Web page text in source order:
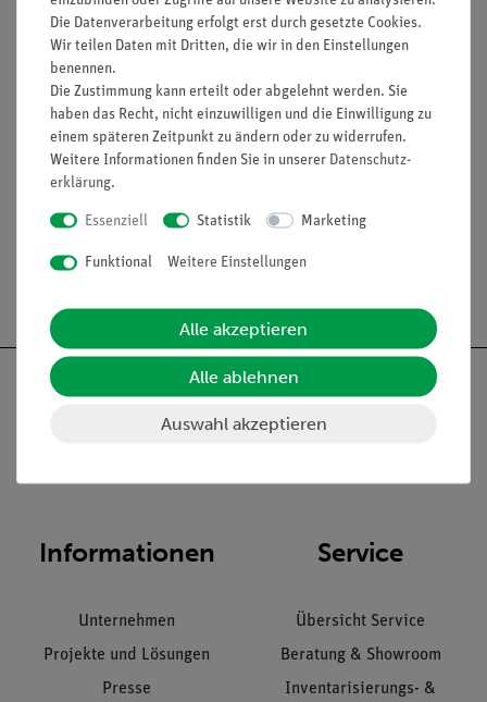
In der Bundesrepublik Deutschland ist daher beim Umgang
mit diesem Präparat zwingend eine Genehmigung der
zuständigen Aufsichtsbehörden erforderlich. D.h. das
Präparat kann nur bei Vorlage einer behördlichen
Umgangsgenehmigung abgegeben werden.
In anderen Ländern gelten andere behördliche Auflagen beim
Umgang mit radioaktiven Stoffen.
Informationen
Unternehmen
Projekte und Lösungen
Presse
Service
Übersicht Service
Beratung & Showroom
Inventarisierungs- &
Die Datenverarbeitung erfolgt erst durch gesetzte Cookies.
Wir teilen Daten mit Dritten, die wir in den Einstellungen
benennen.
Die Zustimmung kann erteilt oder abgelehnt werden. Sie
haben das Recht, nicht einzuwilligen und die Einwilligung zu
einem späteren Zeitpunkt zu ändern oder zu widerrufen.
Weitere Informationen finden Sie in unserer Daten­schutz­
erklärung.
Essenziell Statistik Marketing
Funktional Weitere Einstellungen
Alle akzeptieren
Alle ablehnen
Auswahl akzeptieren